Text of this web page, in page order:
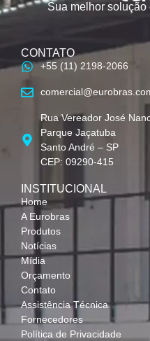
Sua melhor solução
CONTATO
+55 (11) 2198-2066
Rua Vereador José
Parque Jaçatuba
Santo André – SP
CEP: 09290-415
INSTITUCIONAL
Home
A Eurobras
Produtos
Notícias
Mídia
Orçamento
Contato
Assistência Técnica
Fornecedores
Política de Privacidade